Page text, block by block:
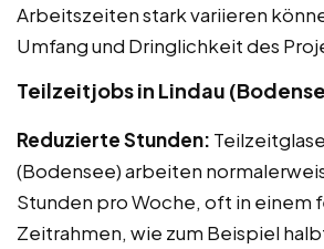
Arbeitszeiten stark variieren
Umfang und Dringlichkeit des
Teilzeitjobs in Lindau
Reduzierte Stunden:
(Bodensee) arbeiten
Stunden pro Woche, oft in einem
Zeitrahmen, wie zum Beispiel